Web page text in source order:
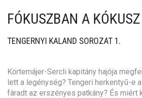
FÓKUSZBAN A KÓKUSZ
TENGERNYI KALAND SOROZAT 1.
Körtemájer-Sercli kapitány hajója
lett a legénység? Tengeri herkentyű-e
fáradt az erszényes patkány? És miért